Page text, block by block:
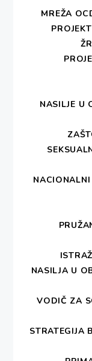
MREŽA
NASILJE U
NASILJA U
VODIČ ZA
STRATEGIJA